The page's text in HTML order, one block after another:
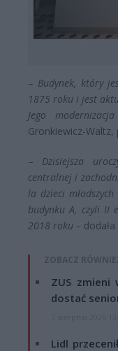
– Budynek, który
1875 roku i jest
Jego
Gronkiewicz-
– Dzisiejsza
centralnej i
la dzieci
budynku A, czyli II
2018 roku –
ZOBACZ
ZUS zmieni
dostać
Lidl